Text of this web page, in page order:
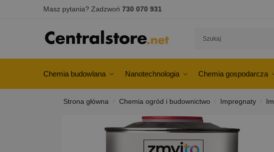
Masz pytania? Zadzwoń 730 070 931
Chemia budowlana Nanotechnologia Chemia gospodarcza
Strona główna / Chemia ogród i budownictwo / Impregnaty /